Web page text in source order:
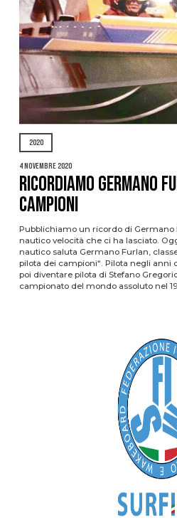
2020
4 Novembre 2020
Ricordiamo Germano
campioni
Pubblichiamo un ricordo di Germano
nautico velocità che ci ha lasciato.
nautico saluta Germano Furlan,
pilota dei campioni“. Pilota negli anni
poi diventare pilota di Stefano
campionato del mondo assoluto nel